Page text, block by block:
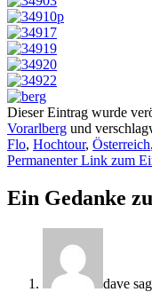
Dieser Eintrag wurde
Vorarlberg und
Flo, Hochtour, Österreich,
Permanenter Link zum
Ein Gedanke
dave